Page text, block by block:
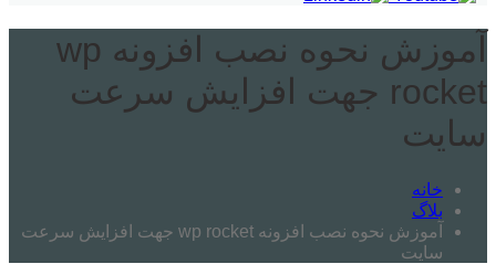
آموزش نحوه نصب افزونه wp
rocket جهت افزایش سرعت
سایت
خانه
بلاگ
آموزش نحوه نصب افزونه wp rocket جهت افزایش سرعت
سایت